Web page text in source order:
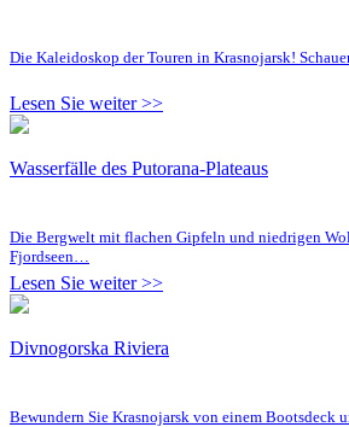
Die Kaleidoskop der Touren in Krasnojarsk!
Lesen Sie weiter >>
Wasserfälle des Putorana-Plateaus
Die Bergwelt mit flachen Gipfeln und niedrigen
Fjordseen…
Lesen Sie weiter >>
Divnogorska Riviera
Bewundern Sie Krasnojarsk von einem Bootsdeck